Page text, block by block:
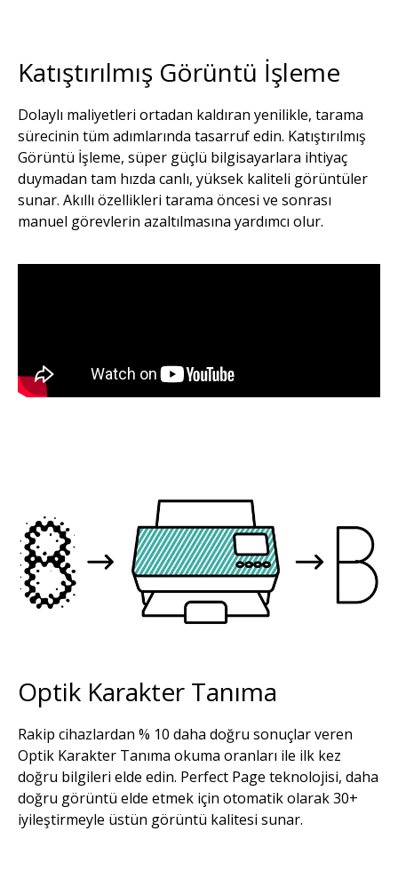
Katıştırılmış Görüntü İşleme
Dolaylı maliyetleri ortadan kaldıran yenilikle, tarama
sürecinin tüm adımlarında tasarruf edin. Katıştırılmış
Görüntü İşleme, süper güçlü bilgisayarlara ihtiyaç
duymadan tam hızda canlı, yüksek kaliteli görüntüler
sunar. Akıllı özellikleri tarama öncesi ve sonrası
manuel görevlerin azaltılmasına yardımcı olur.
Optik Karakter Tanıma
Rakip cihazlardan % 10 daha doğru sonuçlar veren
Optik Karakter Tanıma okuma oranları ile ilk kez
doğru bilgileri elde edin. Perfect Page teknolojisi, daha
doğru görüntü elde etmek için otomatik olarak 30+
iyileştirmeyle üstün görüntü kalitesi sunar.